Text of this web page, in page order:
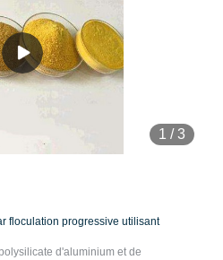
1 /3
floculation progressive utilisant
d'aluminium et de